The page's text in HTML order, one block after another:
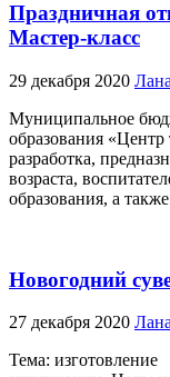
Праздничная
Мастер-класс
29 декабря 2020 Лана
Муниципальное
образования «Центр
разработка,
возраста,
образования, а
Новогодний
27 декабря 2020 Лана
Тема: изготовление